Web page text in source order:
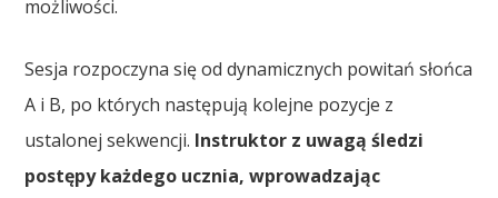
możliwości.
Sesja rozpoczyna się od dynamicznych powitań słońca
A i B, po których następują kolejne pozycje z
ustalonej sekwencji. Instruktor z uwagą śledzi
postępy każdego ucznia, wprowadzając